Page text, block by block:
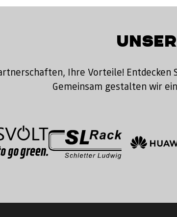
Ihre Vorteile!
Gemeinsam gestalten wir